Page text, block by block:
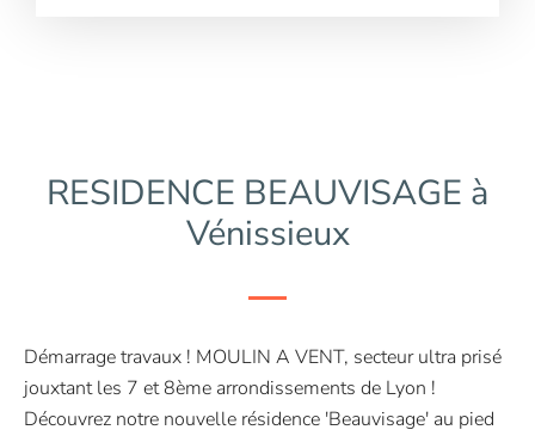
RESIDENCE BEAUVISAGE à
Vénissieux
Démarrage travaux ! MOULIN A VENT, secteur ultra prisé
jouxtant les 7 et 8ème arrondissements de Lyon !
Découvrez notre nouvelle résidence 'Beauvisage' au pied